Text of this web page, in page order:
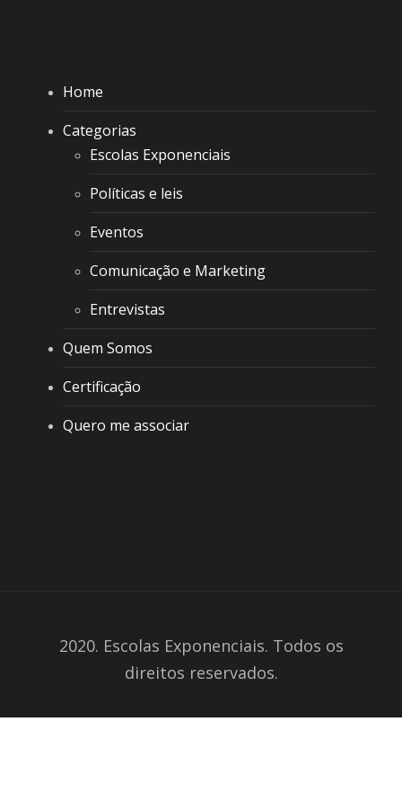
Home
Categorias
Escolas Exponenciais
Políticas e leis
Eventos
Comunicação e Marketing
Entrevistas
Quem Somos
Certificação
Quero me associar
2020. Escolas Exponenciais. Todos os
direitos reservados.